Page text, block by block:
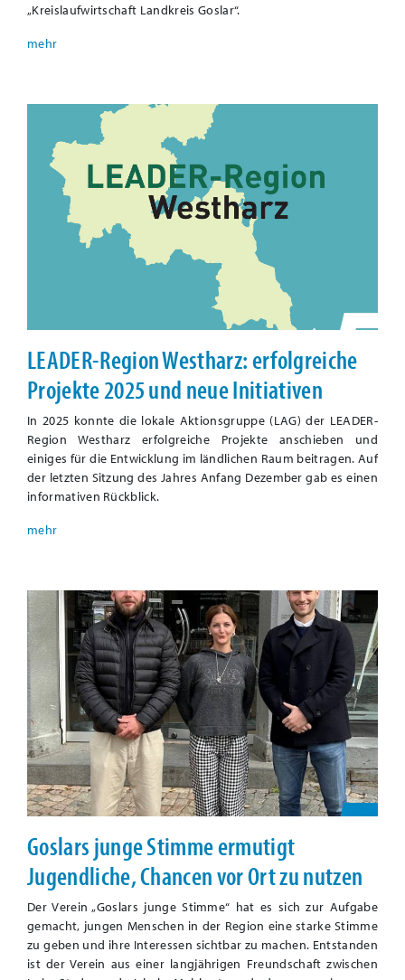
„Kreislaufwirtschaft Landkreis Goslar“.
LEADER-Region Westharz: erfolgreiche
Projekte 2025 und neue Initiativen
In 2025 konnte die lokale Aktionsgruppe (LAG) der LEADER-
Region Westharz erfolgreiche Projekte anschieben und
einiges für die Entwicklung im ländlichen Raum beitragen. Auf
der letzten Sitzung des Jahres Anfang Dezember gab es einen
informativen Rückblick.
Goslars junge Stimme ermutigt
Jugendliche, Chancen vor Ort zu nutzen
Der Verein „Goslars junge Stimme“ hat es sich zur Aufgabe
gemacht, jungen Menschen in der Region eine starke Stimme
zu geben und ihre Interessen sichtbar zu machen. Entstanden
ist der Verein aus einer langjährigen Freundschaft zwischen